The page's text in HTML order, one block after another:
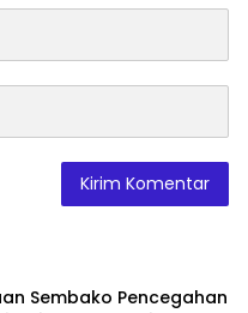
Sembako Pencegahan